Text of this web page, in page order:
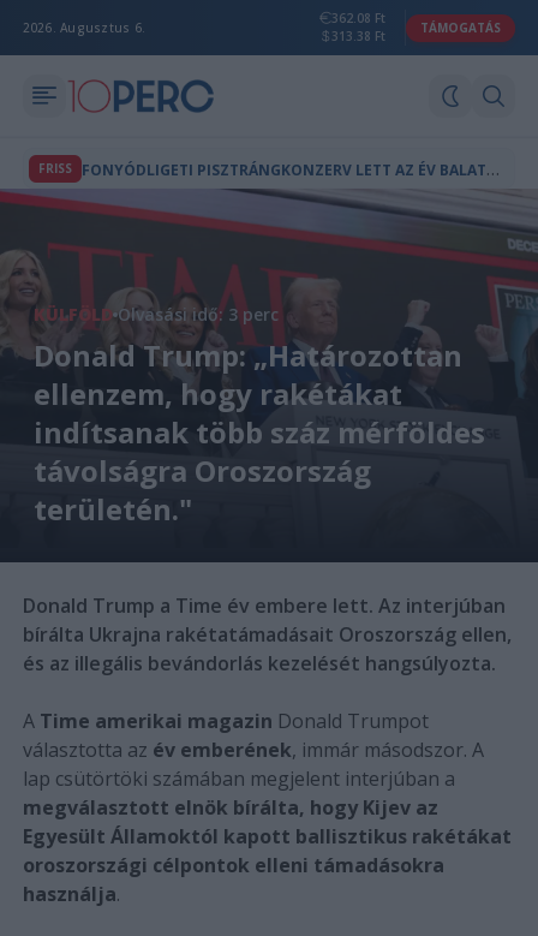
2026. Augusztus 6.
362.08 Ft
313.38 Ft
TÁMOGATÁS
FRISS F
ONYÓDLIGETI PISZTRÁNGKONZERV LETT AZ ÉV BALATONI STRANDÉTELE
KÜLFÖLD Olvasási idő: 3 perc
Donald Trump: „Határozottan
ellenzem, hogy rakétákat
indítsanak több száz mérföldes
távolságra Oroszország
területén."
Donald Trump a Time év embere lett. Az interjúban
bírálta Ukrajna rakétatámadásait Oroszország ellen,
és az illegális bevándorlás kezelését hangsúlyozta.
A Time amerikai magazin Donald Trumpot
választotta az év emberének, immár másodszor. A
lap csütörtöki számában megjelent interjúban a
megválasztott elnök bírálta, hogy Kijev az
Egyesült Államoktól kapott ballisztikus rakétákat
oroszországi célpontok elleni támadásokra
használja.